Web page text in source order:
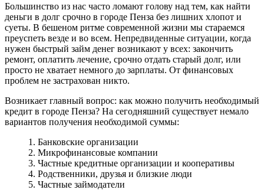
Большинство из нас часто ломают голову над тем, как найти
деньги в долг срочно в городе Пенза без лишних хлопот и
суеты. В бешеном ритме современной жизни мы стараемся
преуспеть везде и во всем. Непредвиденные ситуации, когда
нужен быстрый займ денег возникают у всех: закончить
ремонт, оплатить лечение, срочно отдать старый долг, или
просто не хватает немного до зарплаты. От финансовых
проблем не застрахован никто.
Возникает главный вопрос: как можно получить необходимый
кредит в городе Пенза? На сегодняшний существует немало
вариантов получения необходимой суммы:
1. Банковские организации
2. Микрофинансовые компании
3. Частные кредитные организации и кооперативы
4. Родственники, друзья и близкие люди
5. Частные займодатели